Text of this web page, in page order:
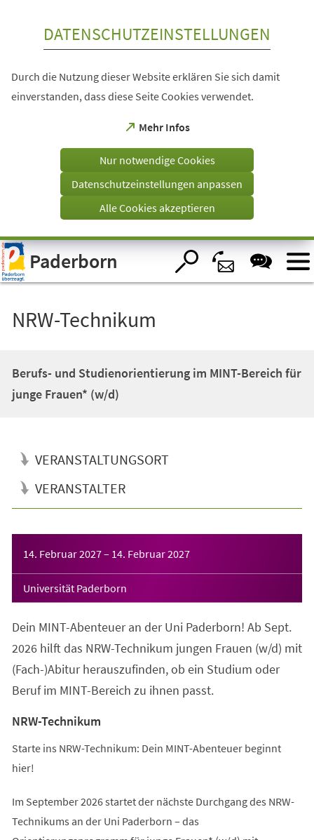
Visuelle
Assistenzsoftware
öffnen.
DATENSCHUTZEINSTELLUNGEN
Durch die Nutzung dieser Website erklären Sie sich damit
einverstanden, dass diese Seite Cookies verwendet.
Mehr Infos
(Öffnet
einem
Tab)
Nur notwendige Cookies
Datenschutzeinstellungen anpassen
Alle Cookies akzeptieren
Paderborn
NRW-Technikum
Berufs- und Studienorientierung im MINT-Bereich für
junge Frauen* (w/d)
VERANSTALTUNGSORT
VERANSTALTER
14. Februar 2027– 14. Februar 2027
Universität Paderborn
Dein MINT-Abenteuer an der Uni Paderborn! Ab Sept.
2026 hilft das NRW-Technikum jungen Frauen (w/d) mit
(Fach-)Abitur herauszufinden, ob ein Studium oder
Beruf im MINT-Bereich zu ihnen passt.
NRW-Technikum
Starte ins NRW-Technikum: Dein MINT-Abenteuer beginnt
hier!
Im September 2026 startet der nächste Durchgang des NRW-
Technikums an der Uni Paderborn – das